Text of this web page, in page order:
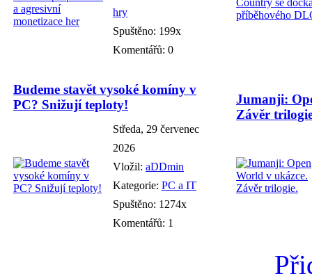
hry
Spuštěno: 199x
Komentářů: 0
Budeme stavět vysoké komíny v
PC? Snižují teploty!
Středa, 29 červenec
2026
Vložil: aDDmin
Kategorie: PC a IT
Spuštěno: 1274x
Komentářů: 1
Jumanji:
Závěr